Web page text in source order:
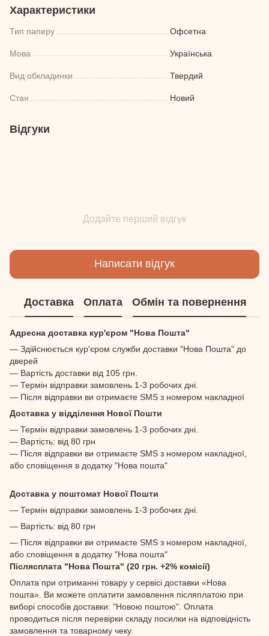
Характеристики
Тип паперу Офсетна
Мова Українська
Вид обкладинки Твердий
Стан Новий
Відгуки
Додайте перший відгук
Написати відгук
Доставка Оплата Обмін та повернення
Адресна доставка кур'єром "Нова Пошта"
— Здійснюється кур'єром служби доставки "Нова Пошта" до
дверей
— Вартість доставки від 105 грн.
— Термін відправки замовлень 1-3 робочих дні.
— Після відправки ви отримаєте SMS з номером накладної
Доставка у відділення Нової Пошти
— Термін відправки замовлень 1-3 робочих дні.
— Вартість: від 80 грн
— Після відправки ви отримаєте SMS з номером накладної,
або сповіщення в додатку "Нова пошта"
Доставка у поштомат Нової Пошти
— Термін відправки замовлень 1-3 робочих дні.
— Вартість: від 80 грн
— Після відправки ви отримаєте SMS з номером накладної,
або сповіщення в додатку "Нова пошта"
Післясплата "Нова Пошта" (20 грн. +2% комісії)
Оплата при отриманні товару у сервісі доставки «Нова
пошта». Ви можете оплатити замовлення післяплатою при
виборі способів доставки: "Новою поштою". Оплата
проводиться після перевірки складу посилки на відповідність
замовлення та товарному чеку.